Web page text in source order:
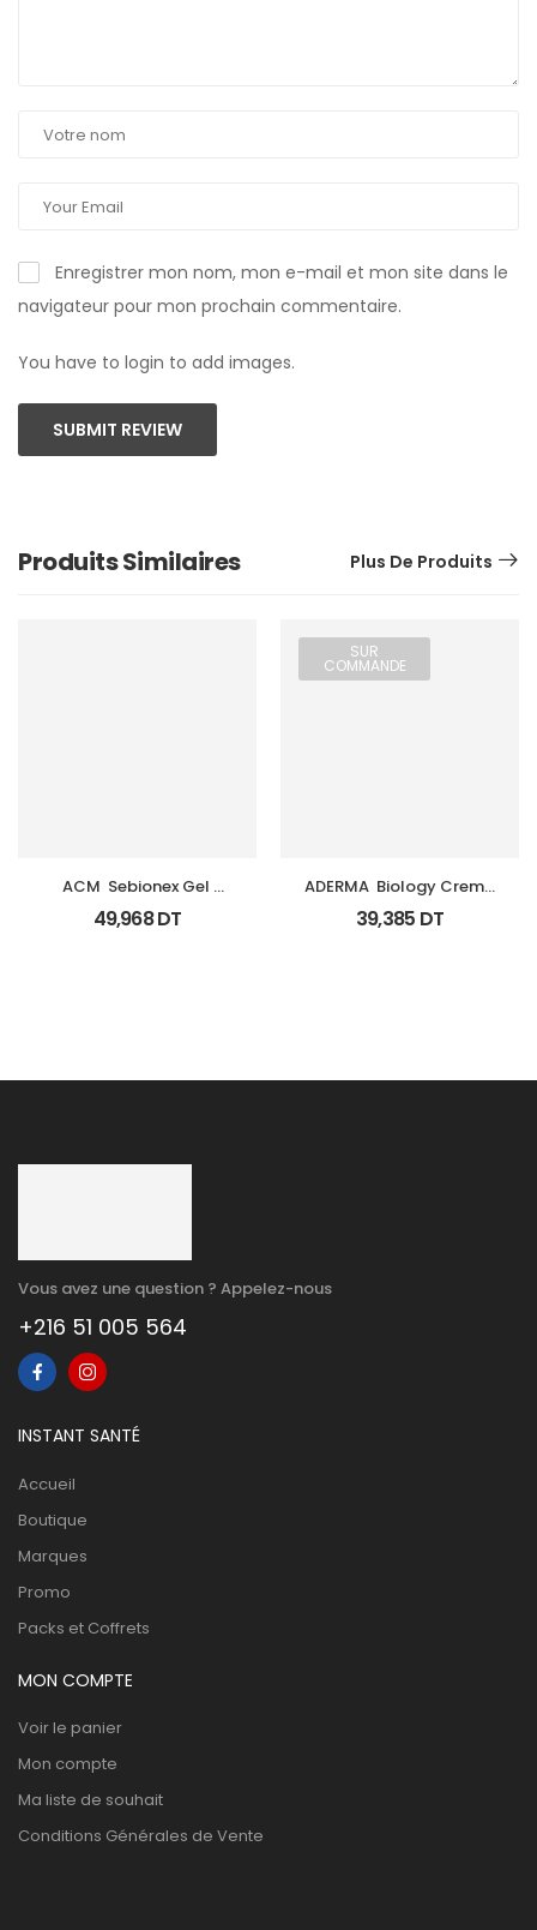
Enregistrer mon nom, mon e-mail et mon site dans le
navigateur pour mon prochain commentaire.
You have to login to add images.
SUBMIT REVIEW
Produits Similaires Plus De Produits
ACM  Sebionex Gel
Nettoyant Purifiant Fl
200Ml
49,968DT
SUR
COMMANDE
ADERMA  Biology Creme
Legere Hyd Tb 0Ml
39,385 DT
Vous avez une question ? Appelez-nous
+216 51 005 564
INSTANT SANTÉ
Accueil
Boutique
Marques
Promo
Packs et Coffrets
MON COMPTE
Voir le panier
Mon compte
Ma liste de souhait
Conditions Générales de Vente